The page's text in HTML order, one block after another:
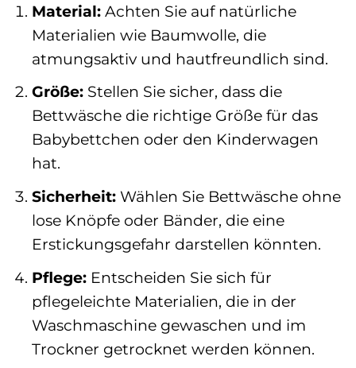
Material: Achten Sie auf natürliche
Materialien wie Baumwolle, die
atmungsaktiv und hautfreundlich sind.
Größe: Stellen Sie sicher, dass die
Bettwäsche die richtige Größe für das
Babybettchen oder den Kinderwagen
hat.
Sicherheit: Wählen Sie Bettwäsche ohne
lose Knöpfe oder Bänder, die eine
Erstickungsgefahr darstellen könnten.
Pflege: Entscheiden Sie sich für
pflegeleichte Materialien, die in der
Waschmaschine gewaschen und im
Trockner getrocknet werden können.